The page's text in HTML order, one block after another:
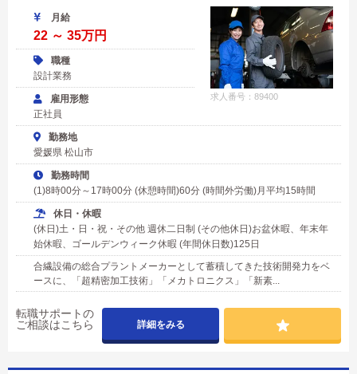
求人番号：89400
月給
22 ～ 35万円
職種
設計業務
雇用形態
正社員
勤務地
愛媛県 松山市
勤務時間
(1)8時00分～17時00分 (休憩時間)60分 (時間外労働)月平均15時間
休日・休暇
(休日)土・日・祝・その他 週休二日制 (その他休日)お盆休暇、年末年
始休暇、ゴールデンウィーク休暇 (年間休日数)125日
合繊設備の総合プラントメーカーとして蓄積してきた技術開発力をベ
ースに、「超精密加工技術」「メカトロニクス」「新素...
転職サポートの
ご相談はこちら
詳細をみる